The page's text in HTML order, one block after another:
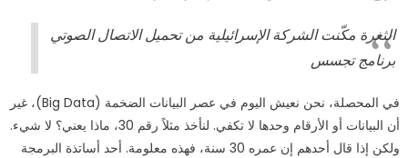
الثغرة مكّنت الشركة الإسرائيلية من تحميل الاتصال الصوتي
برنامج تجسس
في المحصلة، نحن نعيش اليوم في عصر البيانات الضخمة (Big Data)، غير
أن البيانات أو الأرقام وحدها لا تكفي. لنأخذ مثلاً رقم 30، ماذا يعني؟ لا شيء.
ولكن إذا قال أحدهم إن عمره 30 سنة، فهذه معلومة. أحد أساتذة البرمجة